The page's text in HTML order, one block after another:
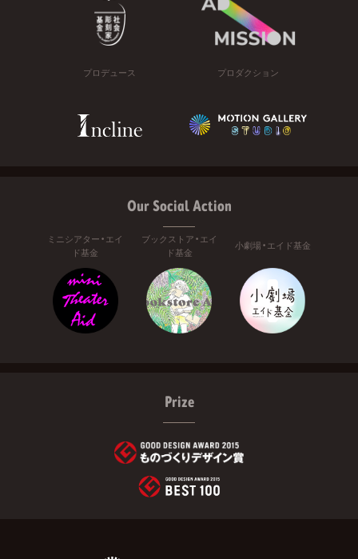
プロデュース プロダクション
Our Social Action
ミニシアター・エイ
ド基金
ブックストア・エイ
ド基金
小劇場・エイド基金
Prize